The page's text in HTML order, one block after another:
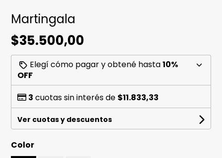
Martingala
$35.500,00
Elegí cómo pagar y obtené hasta10%
OFF
3 cuotas sin interés de $11.833,33
Ver cuotas y descuentos
Color